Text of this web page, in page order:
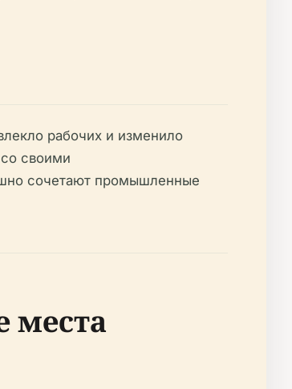
рабочих и изменило
своими
сочетают промышленные
места